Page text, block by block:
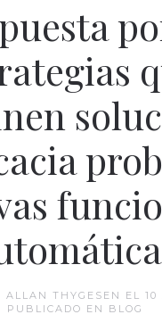
ALLAN THYGESEN EL 10
PUBLICADO EN
BLOG